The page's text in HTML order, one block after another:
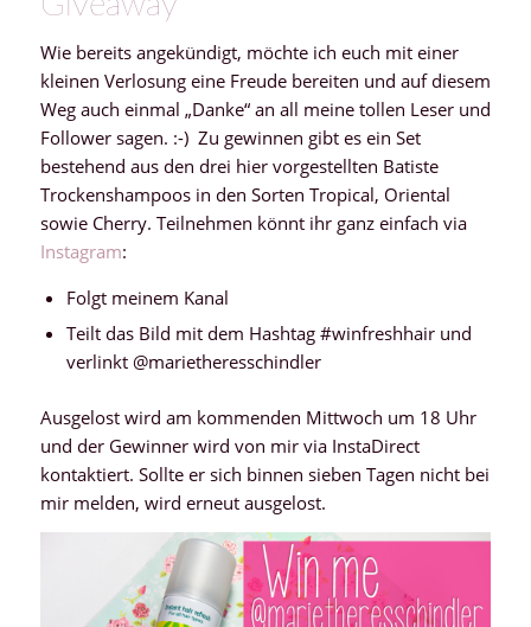
Wie bereits angekündigt, möchte ich euch mit einer
kleinen Verlosung eine Freude bereiten und auf diesem
Weg auch einmal „Danke“ an all meine tollen Leser und
Follower sagen. :-) Zu gewinnen gibt es ein Set
bestehend aus den drei hier vorgestellten Batiste
Trockenshampoos in den Sorten Tropical, Oriental
sowie Cherry. Teilnehmen könnt ihr ganz einfach via
Instagram:
Folgt meinem Kanal
Teilt das Bild mit dem Hashtag #winfreshhair und
verlinkt @marietheresschindler
Ausgelost wird am kommenden Mittwoch um 18 Uhr
und der Gewinner wird von mir via InstaDirect
kontaktiert. Sollte er sich binnen sieben Tagen nicht bei
mir melden, wird erneut ausgelost.